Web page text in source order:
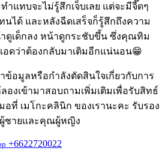
แทบจะไม่รู้สึกเจ็บเลย แต่จะมีจี๊ดๆ
นได้ และหลังฉีดเสร็จก็รู้สึกถึงความ
ดูเด็กลง หน้าดูกระชับขึ้น ซึ่งคุณทิม
ดว่าต้องกลับมาเติมอีกแน่นอน😁
ข้อมูลหรือกำลังตัดสินใจเกี่ยวกับการ
องเข้ามาสอบถามเพิ่มเติมเพื่อรับสิทธ์
ที่ เมโกะคลินิก ของเรานะคะ รับรอง
ชายและคุณผู้หญิง
+6622720022